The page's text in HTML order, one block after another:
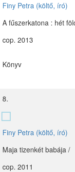
Finy Petra (költő, író)
A fűszerkatona : hét
cop. 2013
Könyv
8.
Finy Petra (költő, író)
Maja tizenkét babája /
cop. 2011